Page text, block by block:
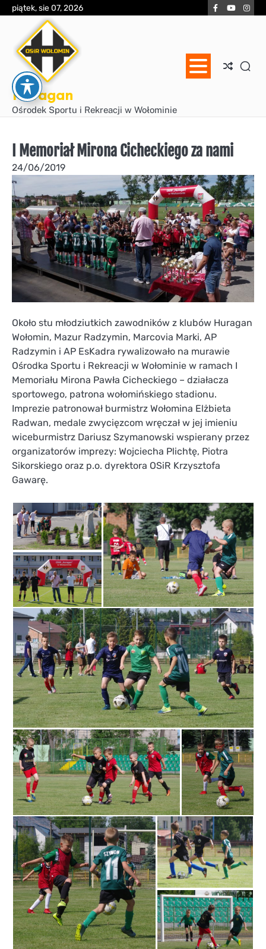
Skip
content
piątek, sie 07, 2026 Facebook
YouTube
Huragan
Ośrodek Sportu i Rekreacji w Wołominie
I Memoriał Mirona Cicheckiego za nami
24/06/2019
Około stu młodziutkich zawodników z klubów Huragan
Wołomin, Mazur Radzymin, Marcovia Marki, AP
Radzymin i AP EsKadra rywalizowało na murawie
Ośrodka Sportu i Rekreacji w Wołominie w ramach I
Memoriału Mirona Pawła Cicheckiego – działacza
sportowego, patrona wołomińskiego stadionu.
Imprezie patronował burmistrz Wołomina Elżbieta
Radwan, medale zwycięzcom wręczał w jej imieniu
wiceburmistrz Dariusz Szymanowski wspierany przez
organizatorów imprezy: Wojciecha Plichtę, Piotra
Sikorskiego oraz p.o. dyrektora OSiR Krzysztofa
Gawarę.